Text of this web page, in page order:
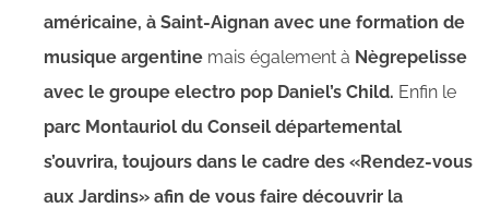
américaine, à Saint-Aignan avec une formation de
musique argentine mais également à Nègrepelisse
avec le groupe electro pop Daniel’s Child. Enfin le
parc Montauriol du Conseil départemental
s’ouvrira, toujours dans le cadre des «Rendez-vous
aux Jardins» afin de vous faire découvrir la